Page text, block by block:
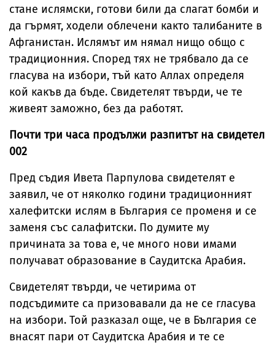
стане ислямски, готови били да слагат бомби и
да гърмят, ходели облечени както талибаните в
Афганистан. Ислямът им нямал нищо общо с
традиционния. Според тях не трябвало да се
гласува на избори, тъй като Аллах определя
кой какъв да бъде. Свидетелят твърди, че те
живеят заможно, без да работят.
Почти три часа продължи разпитът на свидетел
002
Пред съдия Ивета Парпулова свидетелят е
заявил, че от няколко години традиционният
халефитски ислям в България се променя и се
заменя със салафитски. По думите му
причината за това е, че много нови имами
получават образование в Саудитска Арабия.
Свидетелят твърди, че четирима от
подсъдимите са призовавали да не се гласува
на избори. Той разказал още, че в България се
внасят пари от Саудитска Арабия и те се